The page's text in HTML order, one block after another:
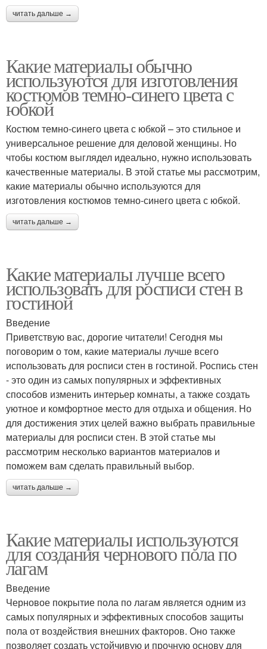
читать дальше →
Какие материалы обычно
используются для изготовления
костюмов темно-синего цвета с
юбкой
Костюм темно-синего цвета с юбкой – это стильное и
универсальное решение для деловой женщины. Но
чтобы костюм выглядел идеально, нужно использовать
качественные материалы. В этой статье мы рассмотрим,
какие материалы обычно используются для
изготовления костюмов темно-синего цвета с юбкой.
читать дальше →
Какие материалы лучше всего
использовать для росписи стен в
гостиной
Введение
Приветствую вас, дорогие читатели! Сегодня мы
поговорим о том, какие материалы лучше всего
использовать для росписи стен в гостиной. Роспись стен
- это один из самых популярных и эффективных
способов изменить интерьер комнаты, а также создать
уютное и комфортное место для отдыха и общения. Но
для достижения этих целей важно выбрать правильные
материалы для росписи стен. В этой статье мы
рассмотрим несколько вариантов материалов и
поможем вам сделать правильный выбор.
читать дальше →
Какие материалы используются
для создания чернового пола по
лагам
Введение
Черновое покрытие пола по лагам является одним из
самых популярных и эффективных способов защиты
пола от воздействия внешних факторов. Оно также
позволяет создать устойчивую и прочную основу для